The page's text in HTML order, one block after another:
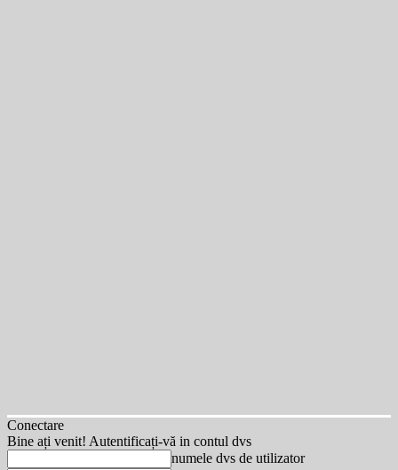
Conectare
Bine ați venit! Autentificați-vă in contul dvs
numele dvs de utilizator